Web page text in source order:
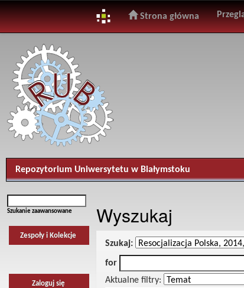
navigation
Strona główna
Repozytorium Uniwersytetu w Białymstoku
Szukanie zaawansowane
Zespoły i Kolekcje
Zaloguj się
Wyszukaj
Szukaj:
for
Aktualne filtry: